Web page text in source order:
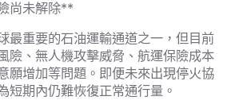
尚未解除**
最重要的石油運輸通道之一，但目前
險、無人機攻擊威脅、航運保險成本
願增加等問題。即便未來出現停火協
短期內仍難恢復正常通行量。